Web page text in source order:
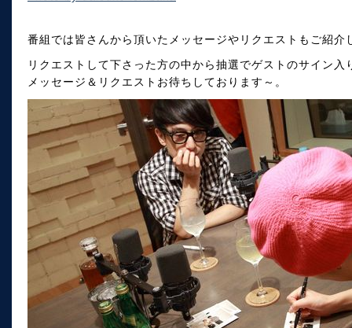
番組では皆さんから頂いたメッセージやリクエストもご紹介
リクエストして下さった方の中から抽選でゲストのサイン入
メッセージ＆リクエストお待ちしております～。